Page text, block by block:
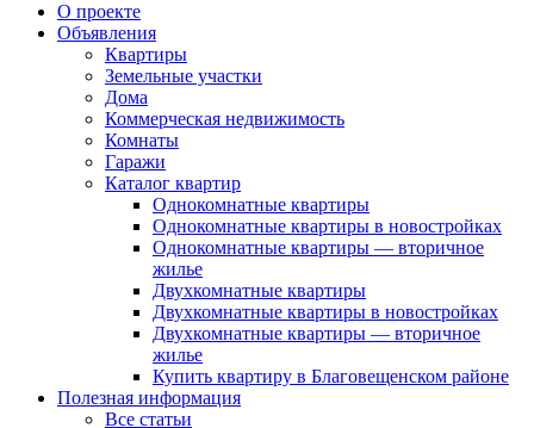
О проекте
Объявления
Квартиры
Земельные участки
Дома
Коммерческая недвижимость
Комнаты
Гаражи
Каталог квартир
Однокомнатные квартиры
Однокомнатные квартиры в новостройках
Однокомнатные квартиры — вторичное
жилье
Двухкомнатные квартиры
Двухкомнатные квартиры в новостройках
Двухкомнатные квартиры — вторичное
жилье
Купить квартиру в Благовещенском районе
Полезная информация
Все статьи